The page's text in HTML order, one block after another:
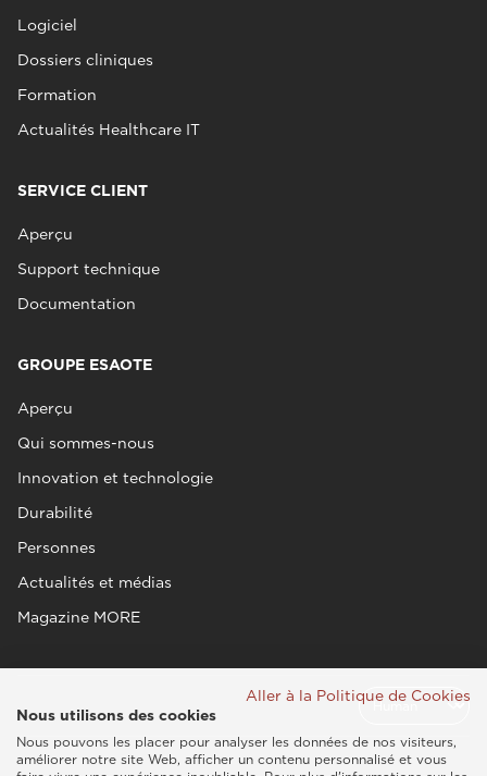
Logiciel
Dossiers cliniques
Formation
Actualités Healthcare IT
SERVICE CLIENT
Aperçu
Support technique
Documentation
GROUPE ESAOTE
Aperçu
Qui sommes-nous
Innovation et technologie
Durabilité
Personnes
Actualités et médias
Magazine MORE
Aller à la Politique de Cookies
Nous utilisons des cookies
Nous pouvons les placer pour analyser les données de nos visiteurs,
améliorer notre site Web, afficher un contenu personnalisé et vous